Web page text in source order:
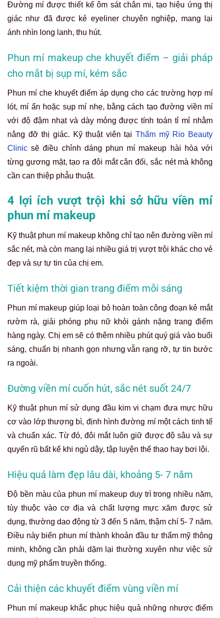
Đường mí được thiết kế ôm sát chân mi, tạo hiệu ứng thị
giác như đã được kẻ eyeliner chuyên nghiệp, mang lại
ánh nhìn long lanh, thu hút.
Phun mí makeup che khuyết điểm – giải pháp
cho mắt bị sụp mí, kém sắc
Phun mí che khuyết điểm áp dụng cho các trường hợp mí
lót, mí ẩn hoặc sụp mí nhẹ, bằng cách tạo đường viền mí
với độ đậm nhạt và dày mỏng được tính toán tỉ mỉ nhằm
nâng đỡ thị giác. Kỹ thuật viên tạiThẩm mỹ Rio Beauty
Clinic sẽ điều chỉnh dáng phun mí makeup hài hòa với
từng gương mặt, tạo ra đôi mắt cân đối, sắc nét mà không
cần can thiệp phẫu thuật.
4 lợi ích vượt trội khi sở hữu viền mí
phun mí makeup
Kỹ thuật phun mí makeup không chỉ tạo nên đường viền mí
sắc nét, mà còn mang lại nhiều giá trị vượt trội khác cho vẻ
đẹp và sự tự tin của chị em.
Tiết kiệm thời gian trang điểm mỗi sáng
Phun mí makeup giúp loại bỏ hoàn toàn công đoạn kẻ mắt
rườm rà, giải phóng phụ nữ khỏi gánh nặng trang điểm
hàng ngày. Chị em sẽ có thêm nhiều phút quý giá vào buổi
sáng, chuẩn bị nhanh gọn nhưng vẫn rạng rỡ, tự tin bước
ra ngoài.
Đường viền mí cuốn hút, sắc nét suốt 24/7
Kỹ thuật phun mí sử dụng đầu kim vi chạm đưa mực hữu
cơ vào lớp thượng bì, định hình đường mí một cách tinh tế
và chuẩn xác. Từ đó, đôi mắt luôn giữ được độ sâu và sự
quyến rũ bất kể khi ngủ dậy, tập luyện thể thao hay bơi lội.
Hiệu quả làm đẹp lâu dài, khoảng 5- 7 năm
Độ bền màu của phun mí makeup duy trì trong nhiều năm,
tùy thuộc vào cơ địa và chất lượng mực xăm được sử
dụng, thường dao động từ 3 đến 5 năm, thậm chí 5- 7 năm.
Điều này biến phun mí thành khoản đầu tư thẩm mỹ thông
minh, không cần phải dặm lại thường xuyên như việc sử
dụng mỹ phẩm truyền thống.
Cải thiện các khuyết điểm vùng viền mí
Phun mí makeup khắc phục hiệu quả những nhược điểm